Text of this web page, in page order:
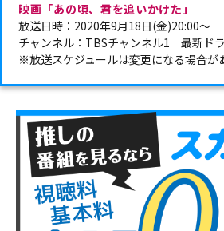
映画「あの頃、君を追いかけた」
放送日時：2020年9月18日(金)20:00～
チャンネル：TBSチャンネル1 最新ド
※放送スケジュールは変更になる場合が